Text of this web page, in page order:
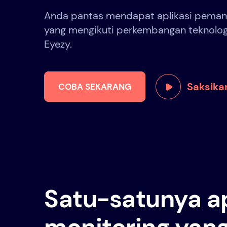
Anda pantas mendapat aplikasi
yang mengikuti perkembangan
Eyezy.
COBA SEKARANG
Satu-satunya